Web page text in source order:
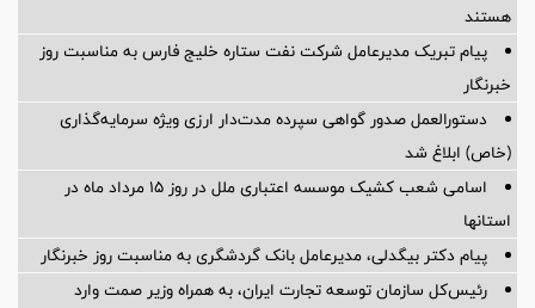
هستند
پیام تبریک مدیرعامل شرکت نفت ستاره خلیج فارس به مناسبت روز
خبرنگار
دستورالعمل صدور گواهی سپرده مدت‌دار ارزی ویژه سرمایه‌گذاری
(خاص) ابلاغ شد
اسامی شعب کشیک موسسه اعتباری ملل در روز 15 مرداد ماه در
استانها
پیام دکتر بیگدلی، مدیرعامل بانک گردشگری به مناسبت روز خبرنگار
رئیس‌کل سازمان توسعه تجارت ایران، به همراه وزیر صمت وارد